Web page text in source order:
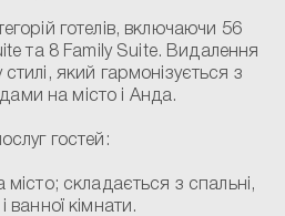
готелів, включаючи 56
та 8 Family Suite. Видалення
який гармонізується з
на місто і Анда.
гостей:
складається з спальні,
і ванної кімнати.